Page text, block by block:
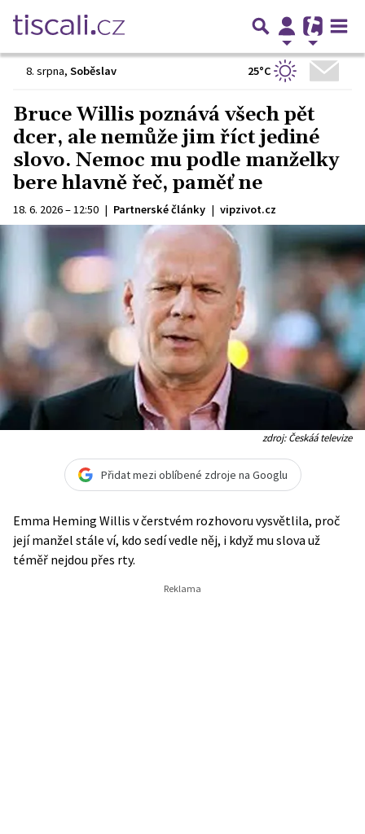
8. srpna, Soběslav 25°C
Bruce Willis poznává všech pět
dcer, ale nemůže jim říct jediné
slovo. Nemoc mu podle manželky
bere hlavně řeč, paměť ne
18. 6. 2026 – 12:50 | Partnerské články | vipzivot.cz
zdroj: Českáá televize
Přidat mezi oblíbené zdroje na Googlu
Emma Heming Willis v čerstvém rozhovoru vysvětlila, proč
její manžel stále ví, kdo sedí vedle něj, i když mu slova už
téměř nejdou přes rty.